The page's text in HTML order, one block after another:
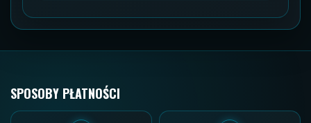
SPOSOBY PŁATNOŚCI